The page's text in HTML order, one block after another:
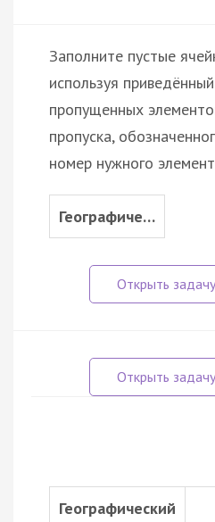
Заполните пустые
используя
пропущенных
пропуска,
номер нужного
Географиче…
Географический